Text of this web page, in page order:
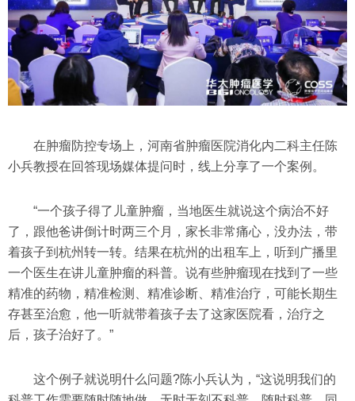
在肿瘤防控专场上，河南省肿瘤医院消化内二科主任陈
小兵教授在回答现场媒体提问时，线上分享了一个案例。
“一个孩子得了儿童肿瘤，当地医生就说这个病治不好
了，跟他爸讲倒计时两三个月，家长非常痛心，没办法，带
着孩子到杭州转一转。结果在杭州的出租车上，听到广播里
一个医生在讲儿童肿瘤的科普。说有些肿瘤现在找到了一些
精准的药物，精准检测、精准诊断、精准治疗，可能长期生
存甚至治愈，他一听就带着孩子去了这家医院看，治疗之
后，孩子治好了。”
这个例子就说明什么问题?陈小兵认为，“这说明我们的